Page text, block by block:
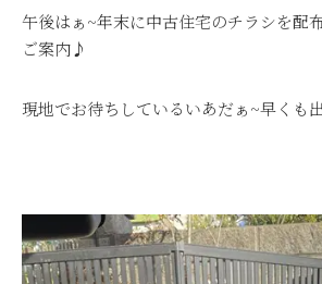
午後はぁ~年末に中古住宅のチラシを配
ご案内♪
現地でお待ちしているいあだぁ~早くも